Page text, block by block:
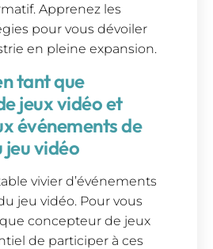
Apprenez les
pour vous dévoiler
en pleine expansion.
tant que
jeux vidéo et
événements de
jeu vidéo
vivier d’événements
jeu vidéo. Pour vous
concepteur de jeux
de participer à ces